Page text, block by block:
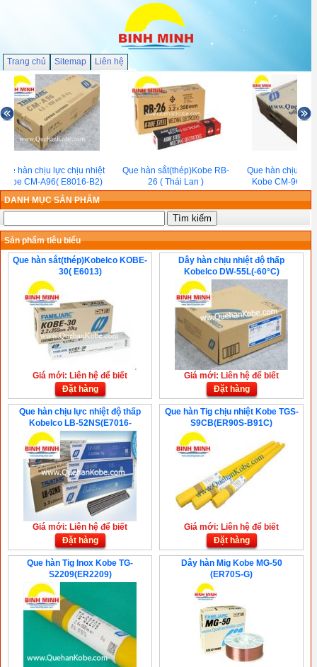
Trang chủ Sitemap Liên hệ
hàn chịu lực chịu nhiệt
Kobe CM-A96( E8016-B2)
Que hàn sắt(thép)Kobe RB-
26 ( Thái Lan )
Que hàn chịu lực
Kobe CM-
DANH MỤC SẢN PHẨM
Sản phẩm tiêu biểu
Que hàn sắt(thép)Kobelco KOBE-
30( E6013)
Giá mới: Liên hệ để biết
Đặt hàng
Dây hàn chịu nhiệt độ thấp
Kobelco DW-55L(-60°C)
Giá mới: Liên hệ để biết
Đặt hàng
Que hàn chịu lực nhiệt độ thấp
Kobelco LB-52NS(E7016-
G,-60°C)
Giá mới: Liên hệ để biết
Đặt hàng
Que hàn Tig chịu nhiệt Kobe TGS-
S9CB(ER90S-B91C)
Giá mới: Liên hệ để biết
Đặt hàng
Que hàn Tig Inox Kobe TG-
S2209(ER2209)
Dây hàn Mig Kobe MG-50
(ER70S-G)